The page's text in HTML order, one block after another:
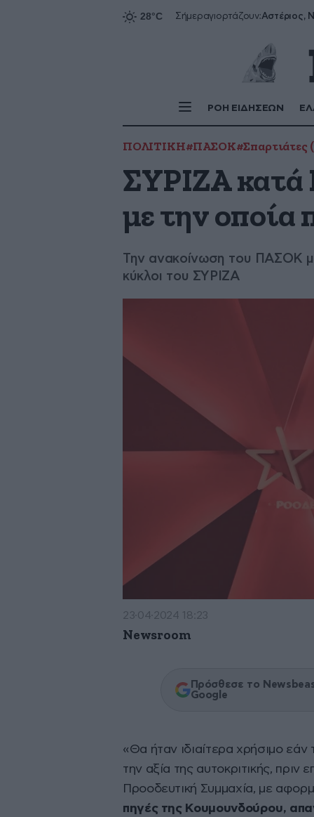
Σήμεραγιορτάζουν:Αστέριος,
ΡΟΗ ΕΙΔΗΣΕΩΝ
ΠΟΛΙΤΙΚΗ#ΠΑΣΟΚ#Σπαρτιάτες
ΣΥΡΙΖΑ κατά
με την οποία
Την ανακοίνωση του ΠΑΣΟΚ
κύκλοι του ΣΥΡΙΖΑ
23·04·2024 18:23
Newsroom
Πρόσθεσε το
Google
«Θα ήταν ιδιαίτερα χρήσιμο εάν
την αξία της αυτοκριτικής, πριν
Προοδευτική Συμμαχία, με
πηγές της Κουμουνδούρου,